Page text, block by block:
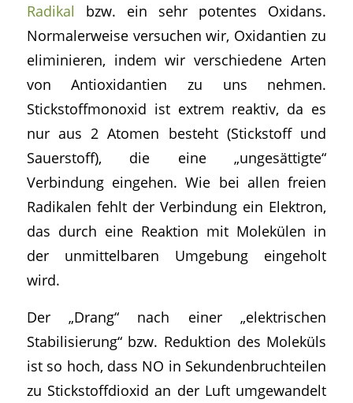
Radikal bzw. ein sehr potentes Oxidans.
Normalerweise versuchen wir, Oxidantien zu
eliminieren, indem wir verschiedene Arten
von Antioxidantien zu uns nehmen.
Stickstoffmonoxid ist extrem reaktiv, da es
nur aus 2 Atomen besteht (Stickstoff und
Sauerstoff), die eine „ungesättigte“
Verbindung eingehen. Wie bei allen freien
Radikalen fehlt der Verbindung ein Elektron,
das durch eine Reaktion mit Molekülen in
der unmittelbaren Umgebung eingeholt
wird.
Der „Drang“ nach einer „elektrischen
Stabilisierung“ bzw. Reduktion des Moleküls
ist so hoch, dass NO in Sekundenbruchteilen
zu Stickstoffdioxid an der Luft umgewandelt